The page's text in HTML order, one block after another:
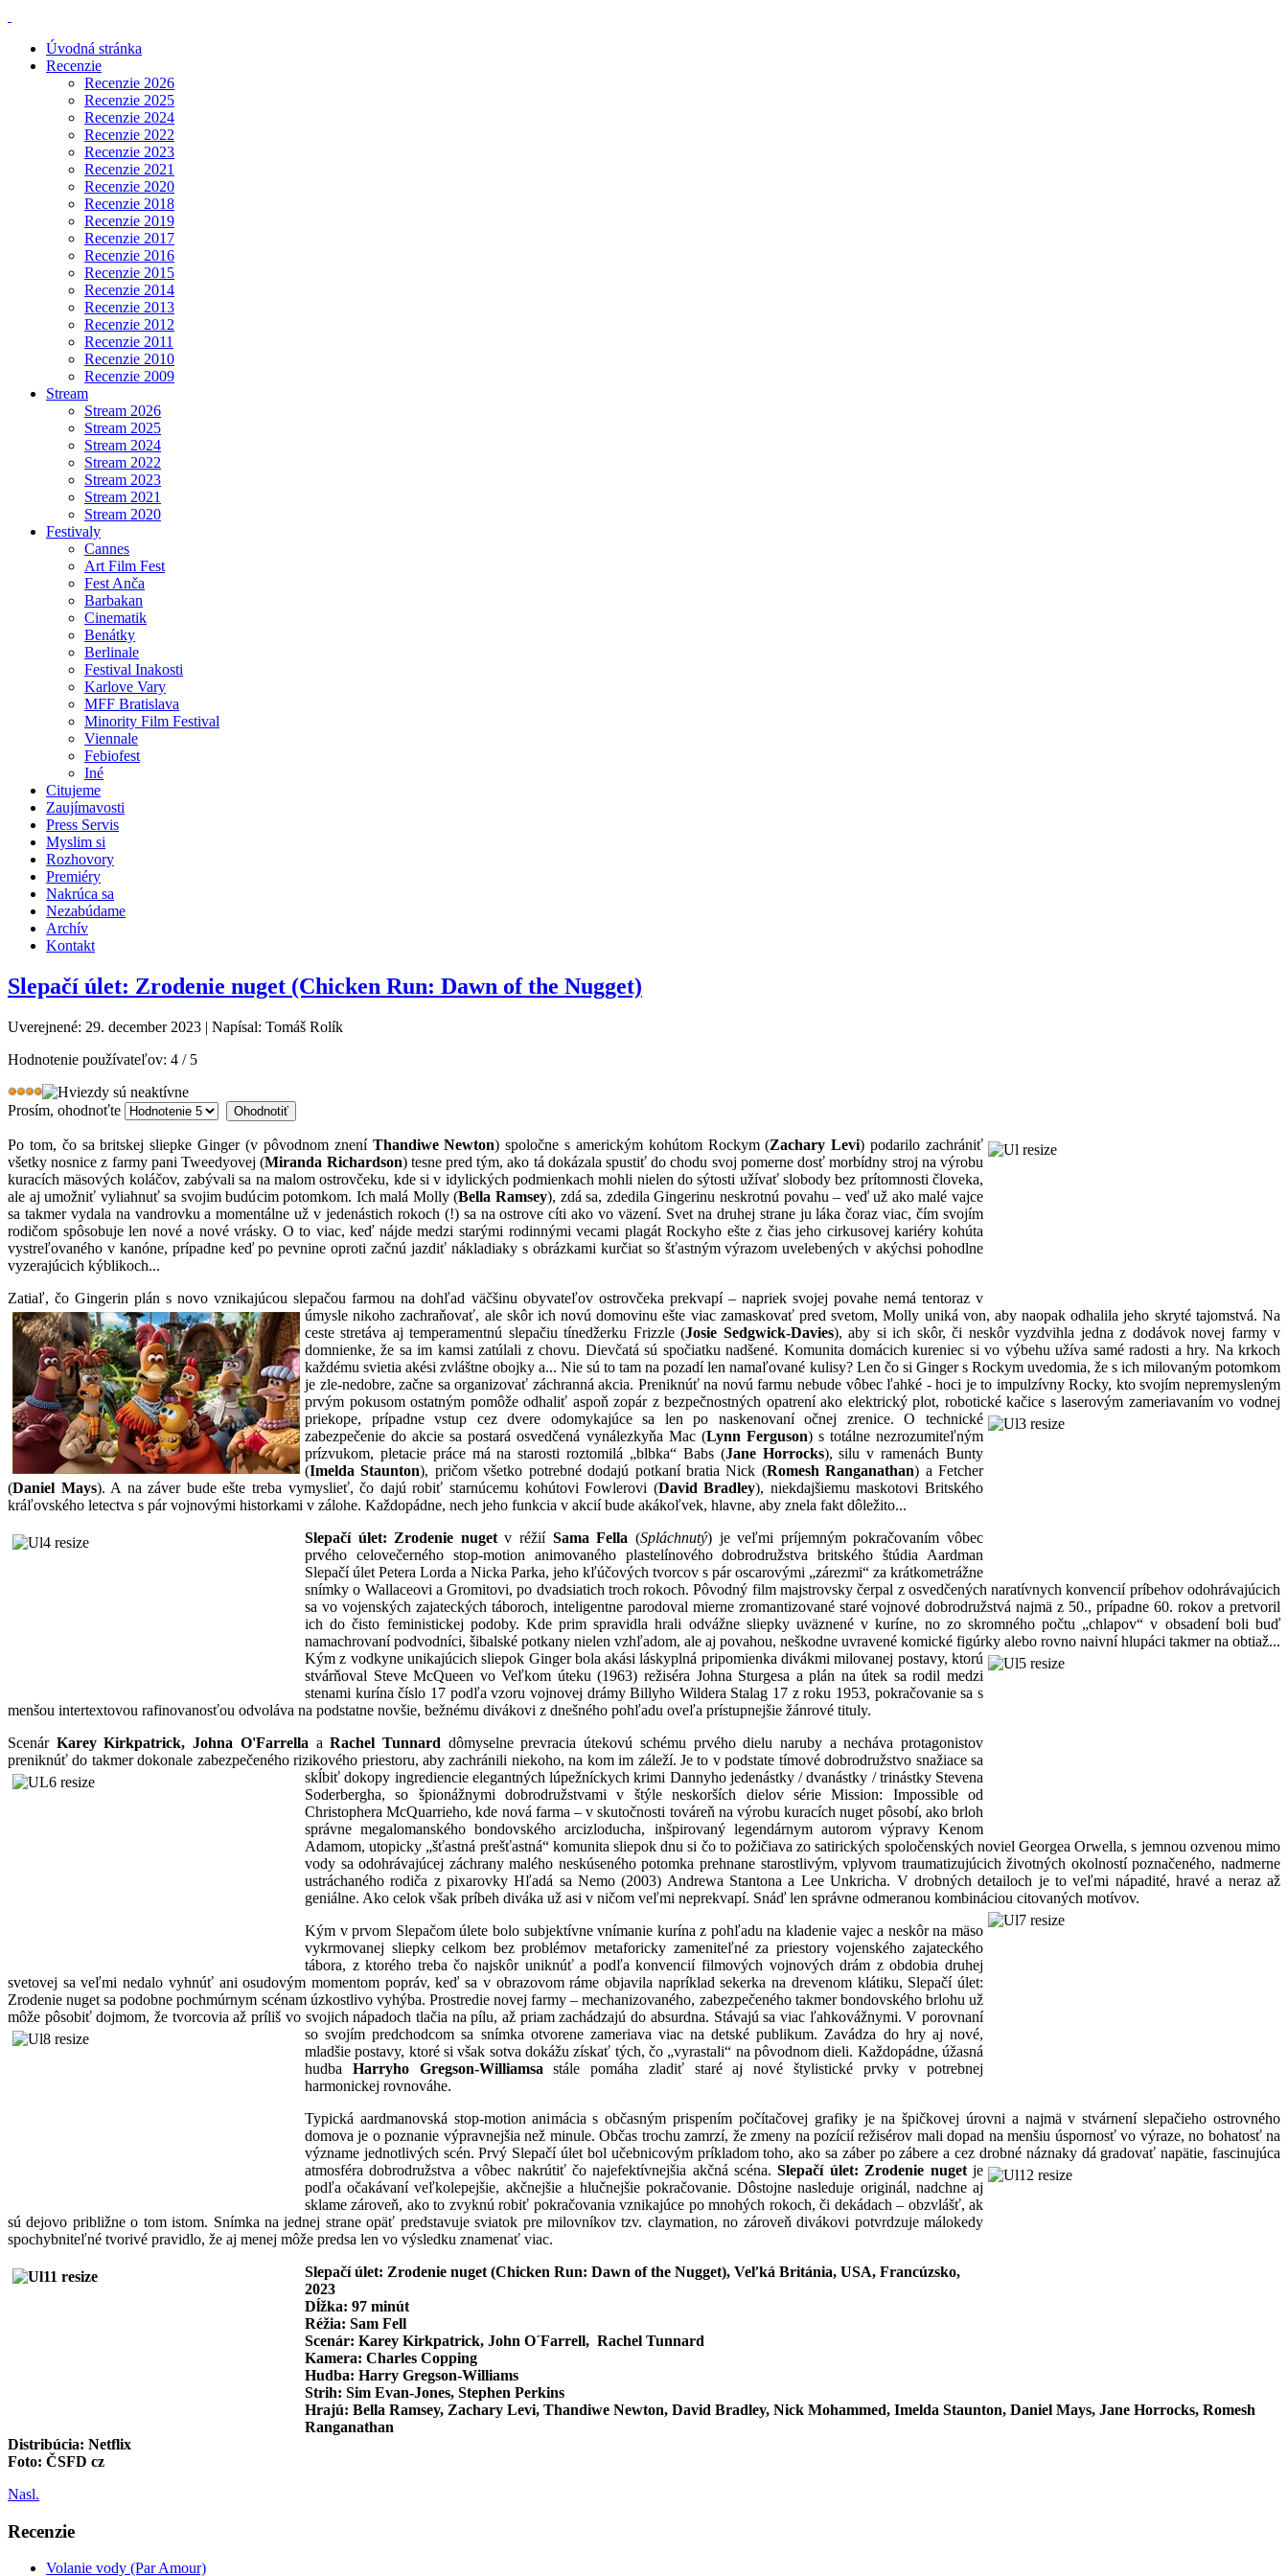
Úvodná stránka
Recenzie
Recenzie 2026
Recenzie 2025
Recenzie 2024
Recenzie 2022
Recenzie 2023
Recenzie 2021
Recenzie 2020
Recenzie 2018
Recenzie 2019
Recenzie 2017
Recenzie 2016
Recenzie 2015
Recenzie 2014
Recenzie 2013
Recenzie 2012
Recenzie 2011
Recenzie 2010
Recenzie 2009
Stream
Stream 2026
Stream 2025
Stream 2024
Stream 2022
Stream 2023
Stream 2021
Stream 2020
Festivaly
Cannes
Art Film Fest
Fest Anča
Barbakan
Cinematik
Benátky
Berlinale
Festival Inakosti
Karlove Vary
MFF Bratislava
Minority Film Festival
Viennale
Febiofest
Iné
Citujeme
Zaujímavosti
Press Servis
Myslim si
Rozhovory
Premiéry
Nakrúca sa
Nezabúdame
Archív
Kontakt
Slepačí úlet: Zrodenie nuget (Chicken Run: Dawn of the Nugget)
Uverejnené: 29. december 2023 | Napísal: Tomáš Rolík
Hodnotenie používateľov: 4 / 5
Prosím, ohodnoťte
Po tom, čo sa britskej sliepke Ginger (v pôvodnom znení Thandiwe Newton) spoločne s americkým kohútom Rockym (Zachary Levi) podarilo zachrániť
všetky nosnice z farmy pani Tweedyovej (Miranda Richardson) tesne pred tým, ako tá dokázala spustiť do chodu svoj pomerne dosť morbídny stroj na výrobu
kuracích mäsových koláčov, zabývali sa na malom ostrovčeku, kde si v idylických podmienkach mohli nielen do sýtosti užívať slobody bez prítomnosti človeka,
ale aj umožniť vyliahnuť sa svojim budúcim potomkom. Ich malá Molly (Bella Ramsey), zdá sa, zdedila Gingerinu neskrotnú povahu – veď už ako malé vajce
sa takmer vydala na vandrovku a momentálne už v jedenástich rokoch (!) sa na ostrove cíti ako vo väzení. Svet na druhej strane ju láka čoraz viac, čím svojím
rodičom spôsobuje len nové a nové vrásky. O to viac, keď nájde medzi starými rodinnými vecami plagát Rockyho ešte z čias jeho cirkusovej kariéry kohúta
vystreľovaného v kanóne, prípadne keď po pevnine oproti začnú jazdiť nákladiaky s obrázkami kurčiat so šťastným výrazom uvelebených v akýchsi pohodlne
vyzerajúcich kýblikoch...
Zatiaľ, čo Gingerin plán s novo vznikajúcou slepačou farmou na dohľad väčšinu obyvateľov ostrovčeka prekvapí – napriek svojej povahe nemá tentoraz v
úmysle nikoho zachraňovať, ale skôr ich novú domovinu ešte viac zamaskovať pred svetom, Molly uniká von, aby naopak odhalila jeho skryté tajomstvá. Na
ceste stretáva aj temperamentnú slepačiu tínedžerku Frizzle (Josie Sedgwick-Davies), aby si ich skôr, či neskôr vyzdvihla jedna z dodávok novej farmy v
domnienke, že sa im kamsi zatúlali z chovu. Dievčatá sú spočiatku nadšené. Komunita domácich kureniec si vo výbehu užíva samé radosti a hry. Na krkoch
každému svietia akési zvláštne obojky a... Nie sú to tam na pozadí len namaľované kulisy? Len čo si Ginger s Rockym uvedomia, že s ich milovaným potomkom
je zle-nedobre, začne sa organizovať záchranná akcia. Preniknúť na novú farmu nebude vôbec ľahké - hoci je to impulzívny Rocky, kto svojím nepremysleným
prvým pokusom ostatným pomôže odhaliť aspoň zopár z bezpečnostných opatrení ako elektrický plot, robotické kačice slaserovým zameriavaním vo vodnej
priekope, prípadne vstup cez dvere odomykajúce sa len po naskenovaní očnej zrenice. O technické
zabezpečenie do akcie sa postará osvedčená vynálezkyňa Mac (Lynn Ferguson) s totálne nezrozumiteľným
prízvukom, pletacie práce má na starosti roztomilá „blbka“ Babs (Jane Horrocks), silu v ramenách Bunty
(Imelda Staunton), pričom všetko potrebné dodajú potkaní bratia Nick (Romesh Ranganathan) a Fetcher
(Daniel Mays). A na záver bude ešte treba vymyslieť, čo dajú robiť starnúcemu kohútovi Fowlerovi (David Bradley), niekdajšiemu maskotovi Britského
kráľovského letectva s pár vojnovými historkami v zálohe. Každopádne, nech jeho funkcia v akcií bude akákoľvek, hlavne, aby znela fakt dôležito...
Slepačí úlet: Zrodenie nugetv réžií Sama Fella (Spláchnutý) je veľmi príjemným pokračovaním vôbec
prvého celovečerného stop-motion animovaného plastelínového dobrodružstva britského štúdia Aardman
Slepačí úlet Petera Lorda a Nicka Parka, jeho kľúčových tvorcov s pár oscarovými „zárezmi“ za krátkometrážne
snímky o Wallaceovi a Gromitovi, po dvadsiatich troch rokoch. Pôvodný film majstrovsky čerpal z osvedčených naratívnych konvencií príbehov odohrávajúcich
sa vo vojenských zajateckých táboroch, inteligentne parodoval mierne zromantizované staré vojnové dobrodružstvá najmä z 50., prípadne 60. rokov a pretvoril
ich do čisto feministickej podoby. Kde prim spravidla hrali odvážne sliepky uväznené v kuríne, no zo skromného počtu „chlapov“ v obsadení boli buď
namachrovaní podvodníci, šibalské potkany nielen vzhľadom, ale aj povahou, neškodne uvravené komické figúrky alebo rovno naivní hlupáci takmer na obtiaž...
Kým z vodkyne unikajúcich sliepok Ginger bola akási láskyplná pripomienka divákmi milovanej postavy, ktorú
stvárňoval Steve McQueen vo Veľkom úteku (1963) režiséra Johna Sturgesa a plán na útek sa rodil medzi
stenami kurína číslo 17 podľa vzoru vojnovej drámy Billyho Wildera Stalag 17 z roku 1953, pokračovanie sa s
menšou intertextovou rafinovanosťou odvoláva na podstatne novšie, bežnému divákovi z dnešného pohľadu oveľa prístupnejšie žánrové tituly.
Scenár Karey Kirkpatrick, Johna O'Farrella aRachel Tunnard dômyselne prevracia útekovú schému prvého dielu naruby a necháva protagonistov
preniknúť do takmer dokonale zabezpečeného rizikového priestoru, aby zachránili niekoho, na kom im záleží. Je to v podstate tímové dobrodružstvo snažiace sa
skĺbiť dokopy ingrediencie elegantných lúpežníckych krimi Dannyho jedenástky / dvanástky / trinástky Stevena
Soderbergha, so špionážnymi dobrodružstvami v štýle neskorších dielov série Mission: Impossible od
Christophera McQuarrieho, kde nová farma – v skutočnosti továreň na výrobu kuracích nuget pôsobí, ako brloh
správne megalomanského bondovského arcizloducha, inšpirovaný legendárnym autorom výpravy Kenom
Adamom, utopicky „šťastná prešťastná“ komunita sliepok dnu si čo to požičiava zo satirických spoločenských noviel Georgea Orwella, s jemnou ozvenou mimo
vody sa odohrávajúcej záchrany malého neskúseného potomka prehnane starostlivým, vplyvom traumatizujúcich životných okolností poznačeného, nadmerne
ustráchaného rodiča z pixarovky Hľadá sa Nemo (2003) Andrewa Stantona a Lee Unkricha. V drobných detailoch je to veľmi nápadité, hravé a neraz až
geniálne. Ako celok však príbeh diváka už asi v ničom veľmi neprekvapí. Snáď len správne odmeranou kombináciou citovaných motívov.
Kým v prvom Slepačom úlete bolo subjektívne vnímanie kurína z pohľadu na kladenie vajec a neskôr na mäso
vykrmovanej sliepky celkom bez problémov metaforicky zameniteľné za priestory vojenského zajateckého
tábora, z ktorého treba čo najskôr uniknúť a podľa konvencií filmových vojnových drám z obdobia druhej
svetovej sa veľmi nedalo vyhnúť ani osudovým momentom popráv, keď sa v obrazovom ráme objavila napríklad sekerka na drevenom klátiku, Slepačí úlet:
Zrodenie nuget sa podobne pochmúrnym scénam úzkostlivo vyhýba. Prostredie novej farmy – mechanizovaného, zabezpečeného takmer bondovského brlohu už
môže pôsobiť dojmom, že tvorcovia až príliš vo svojich nápadoch tlačia na pílu, až priam zachádzajú do absurdna. Stávajú sa viac ľahkovážnymi. V porovnaní
so svojímpredchodcom sa snímka otvorene zameriava viac na detské publikum. Zavádza do hry aj nové,
mladšie postavy, ktoré si však sotva dokážu získať tých, čo „vyrastali“ na pôvodnom dieli. Každopádne, úžasná
hudba Harryho Gregson-Williamsa stále pomáha zladiť staré aj nové štylistické prvky v potrebnej
harmonickej rovnováhe.
Typická aardmanovská stop-motion animácia s občasným prispením počítačovej grafiky je na špičkovej úrovni a najmä v stvárnení slepačieho ostrovného
domova je o poznanie výpravnejšia než minule. Občas trochu zamrzí, že zmeny na pozícií režisérov mali dopad na menšiu úspornosť vo výraze, no bohatosť na
význame jednotlivých scén. Prvý Slepačí úlet bol učebnicovým príkladom toho, ako sa záber po zábere a cez drobné náznaky dá gradovať napätie, fascinujúca
atmosféra dobrodružstva avôbec nakrútiť čo najefektívnejšia akčná scéna.Slepačí úlet: Zrodenie nugetje
podľa očakávaní veľkolepejšie, akčnejšie a hlučnejšie pokračovanie. Dôstojne nasleduje originál, nadchne aj
sklame zároveň, ako to zvyknú robiť pokračovania vznikajúce po mnohých rokoch, či dekádach – obzvlášť, ak
sú dejovo približne o tom istom. Snímka na jednej strane opäť predstavuje sviatok pre milovníkov tzv. claymation, no zároveň divákovi potvrdzuje málokedy
spochybniteľné tvorivé pravidlo, že aj menej môže predsa len vo výsledku znamenať viac.
Slepačí úlet: Zrodenie nuget (Chicken Run: Dawn of the Nugget), Veľká Británia, USA, Francúzsko,
2023
Dĺžka: 97 minút
Réžia: Sam Fell
Scenár: Karey Kirkpatrick, John O´Farrell, Rachel Tunnard
Kamera: Charles Copping
Hudba: Harry Gregson-Williams
Strih: Sim Evan-Jones, Stephen Perkins
Hrajú: Bella Ramsey, Zachary Levi, Thandiwe Newton, David Bradley, Nick Mohammed, Imelda Staunton, Daniel Mays, Jane Horrocks, Romesh
Ranganathan
Distribúcia: Netflix
Foto: ČSFD cz
Nasl.
Recenzie
Volanie vody (Par Amour)